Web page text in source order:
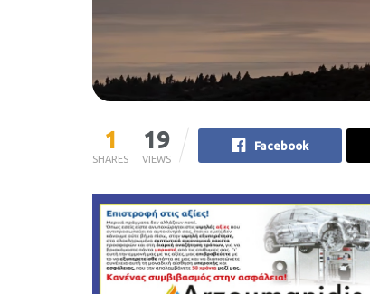
1
SHARES
19
VIEWS
Facebook